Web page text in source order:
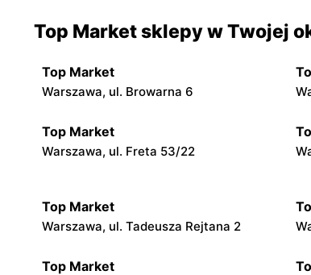
Top Market sklepy w Twojej
Top Market
Warszawa, ul. Browarna 6
Top Market
Warszawa, ul. Freta 53/22
Top Market
Warszawa, ul. Tadeusza Rejtana 2
Top Market